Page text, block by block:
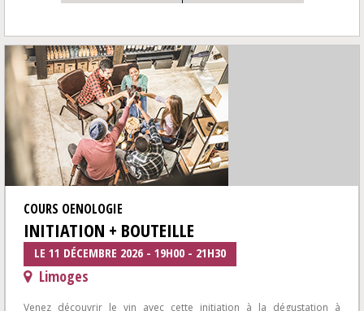
COURS OENOLOGIE
INITIATION + BOUTEILLE
LE 11 DÉCEMBRE 2026 - 19H00 - 21H30
Limoges
Venez découvrir le vin avec cette initiation à la dégustation à